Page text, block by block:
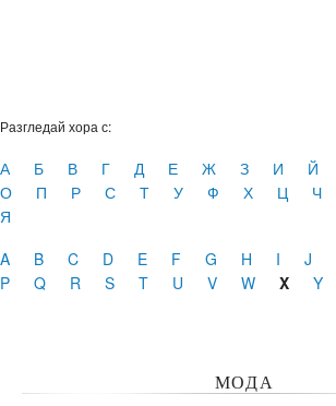
Разгледай хора с:
А Б В Г Д Е Ж З И Й
О
П Р С Т У Ф Х Ц Ч
Я
A
B C D E F G H I J
P
Q R S T U V W X Y
МОДА